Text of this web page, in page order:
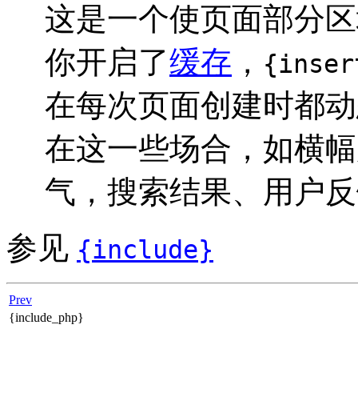
这是一个使页面部分
你开启了缓存 ，
在每次页面创建时都
在这一些场合，如横
气，搜索结果、用户
参见 {include}
Prev
{include_php}